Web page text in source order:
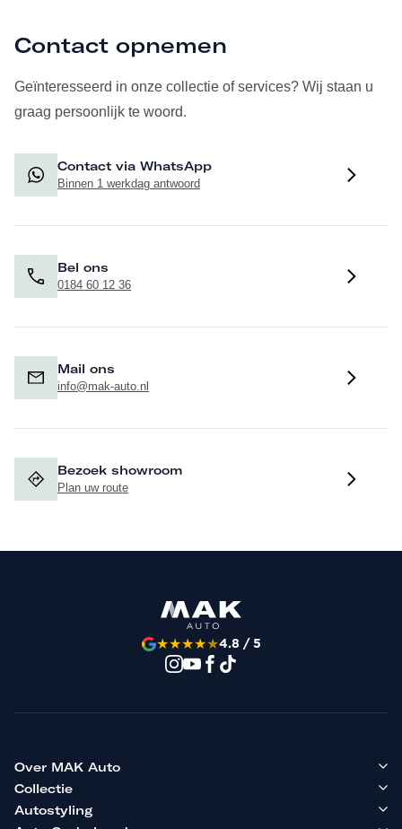
Contact opnemen
Geïnteresseerd in onze collectie of services? Wij staan u
graag persoonlijk te woord.
Contact via WhatsApp
Binnen 1 werkdag antwoord
Bel ons
0184 60 12 36
Mail ons
info@mak-auto.nl
Bezoek showroom
Plan uw route
★★★★★4.8 / 5
Over MAK Auto
Collectie
Autostyling